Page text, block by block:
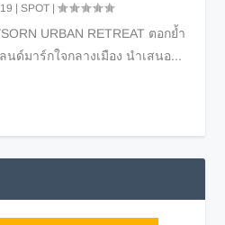
|SPOT |
URBAN RETREAT ตอกย้ำ
ด์มาร์กใจกลางเมือง นำเสนอ...